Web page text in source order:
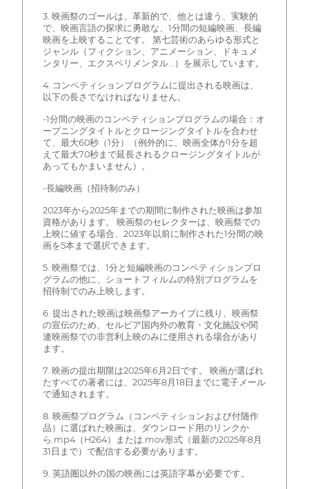
3. 映画祭のゴールは、革新的で、他とは違う、実験的
で、映画言語の探求に勇敢な、1分間の短編映画、長編
映画を上映することです。 第七芸術のあらゆる形式と
ジャンル（フィクション、アニメーション、ドキュメ
ンタリー、エクスペリメンタル...）を展示しています。
4. コンペティションプログラムに提出される映画は、
以下の長さでなければなりません。
-1分間の映画のコンペティションプログラムの場合：オ
ープニングタイトルとクロージングタイトルを合わせ
て、最大60秒（1分）（例外的に、映画全体が1分を超
えて最大70秒まで延長されるクロージングタイトルが
あってもかまいません）。
-長編映画（招待制のみ）
2023年から2025年までの期間に制作された映画は参加
資格があります。 映画祭のセレクターは、映画祭での
上映に値する場合、2023年以前に制作された1分間の映
画を5本まで選択できます。
5. 映画祭では、1分と短編映画のコンペティションプロ
グラムの他に、ショートフィルムの特別プログラムを
招待制でのみ上映します。
6. 提出された映画は映画祭アーカイブに残り、映画祭
の宣伝のため、セルビア国内外の教育・文化施設や関
連映画祭での非営利上映のみに使用される場合があり
ます。
7. 映画の提出期限は2025年6月2日です。 映画が選ばれ
たすべての著者には、2025年8月18日までに電子メール
で通知されます。
8. 映画祭プログラム（コンペティションおよび付随作
品）に選ばれた映画は、ダウンロード用のリンクか
ら.mp4（H264）または.mov形式（最新の2025年8月
31日まで）で配信する必要があります。
9. 英語圏以外の国の映画には英語字幕が必要です。